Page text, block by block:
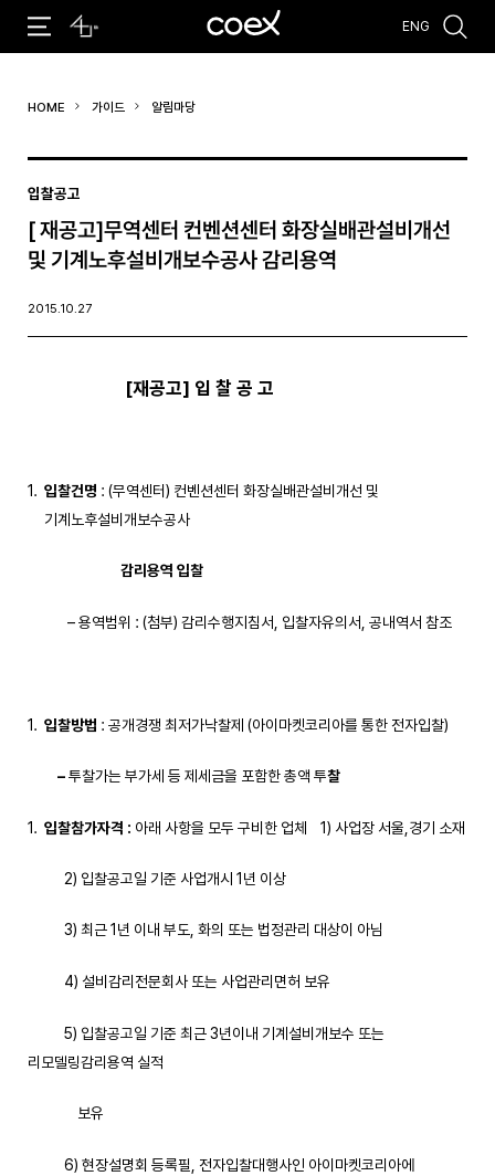
#코엑스 전시 #행사
ENG
HOME 가이드 알림마당
입찰공고
[ 재공고]무역센터 컨벤션센터 화장실배관설비개선
및 기계노후설비개보수공사 감리용역
2015.10.27
[재공고] 입 찰 공 고
입찰건명 : (무역센터) 컨벤션센터 화장실배관설비개선 및
기계노후설비개보수공사
감리용역 입찰
– 용역범위 : (첨부) 감리수행지침서, 입찰자유의서, 공내역서 참조
입찰방법 : 공개경쟁 최저가낙찰제 (아이마켓코리아를 통한 전자입찰)
–투찰가는 부가세 등 제세금을 포함한 총액 투찰
입찰참가자격 : 아래 사항을 모두 구비한 업체 1) 사업장 서울,경기 소재
2) 입찰공고일 기준 사업개시 1년 이상
3) 최근 1년 이내 부도, 화의 또는 법정관리 대상이 아님
4) 설비감리전문회사 또는 사업관리면허 보유
5) 입찰공고일 기준 최근 3년이내 기계설비개보수 또는
리모델링감리용역 실적
보유
6) 현장설명회 등록필, 전자입찰대행사인 아이마켓코리아에